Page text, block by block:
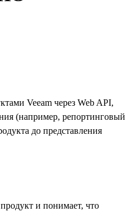
Veeam через Web API,
(например, репортинговый
до представления
и понимает, что